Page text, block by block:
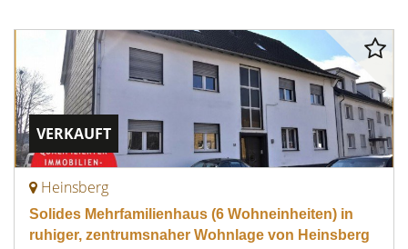
VERKAUFT
Heinsberg
Solides Mehrfamilienhaus (6 Wohneinheiten) in
ruhiger, zentrumsnaher Wohnlage von Heinsberg